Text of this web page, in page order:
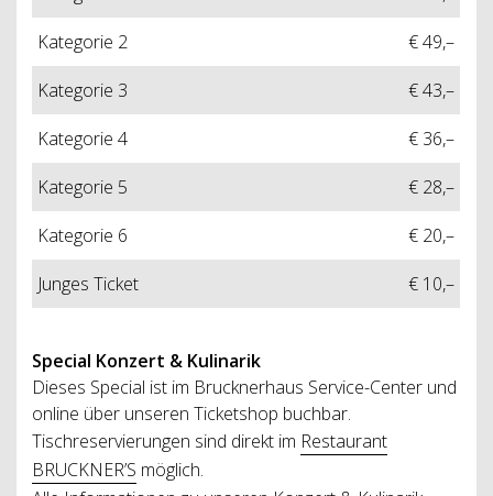
Kategorie 2
€ 49,–
Kategorie 3
€ 43,–
Kategorie 4
€ 36,–
Kategorie 5
€ 28,–
Kategorie 6
€ 20,–
Junges Ticket
€ 10,–
Special Konzert & Kulinarik
Dieses Special ist im Brucknerhaus Service-Center und
online über unseren Ticketshop buchbar.
Tischreservierungen sind direkt im Restaurant
BRUCKNER’S möglich.